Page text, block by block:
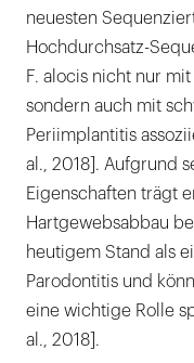
neuesten
Hochdurchsatz-
F. alocis nicht nur
sondern auch mit
Periimplantitis
al., 2018]. Aufgrund
Eigenschaften trägt
Hartgewebsabbau
heutigem Stand als
Parodontitis und
eine wichtige Rolle
al., 2018].